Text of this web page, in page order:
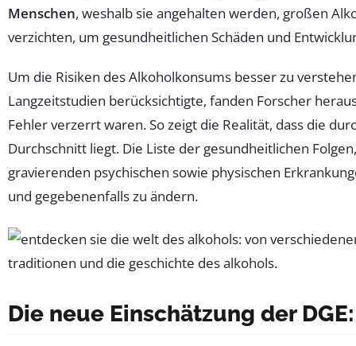
Menschen, weshalb sie angehalten werden, großen
verzichten, um gesundheitlichen Schäden und
Um die Risiken des Alkoholkonsums besser zu
Langzeitstudien berücksichtigte, fanden Forscher
Fehler verzerrt waren. So zeigt die Realität, dass die
Durchschnitt liegt. Die Liste der gesundheitlichen
gravierenden psychischen sowie physischen
und gegebenenfalls zu ändern.
Die neue Einschätzung der